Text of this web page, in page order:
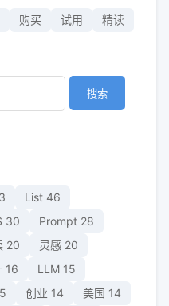
购买 试用
精读
搜索
List 46
30 Prompt 28
20 灵感 20
16 LLM 15
创业 14 美国 14